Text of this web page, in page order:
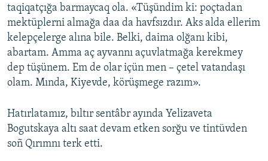
taqiqatçığa barmaycaq ola. «Tüşündim ki: poçtadan
mektüplerni almağa daa da havfsızdır. Aks alda ellerim
kelepçelerge alına bile. Belki, daima olğanı kibi,
abartam. Amma aç ayvannı açuvlatmağa kerekmey
dep tüşünem. Em de olar içün men – çetel vatandaşı
olam. Mında, Kiyevde, körüşmege razım».
Hatırlatamız, bıltır sentâbr ayında Yelizaveta
Bogutskaya altı saat devam etken sorğu ve tintüvden
soñ Qırımnı terk etti.